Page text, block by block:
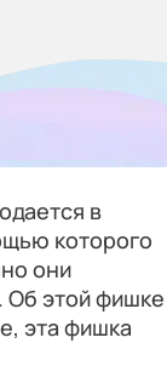
в
которого
они
Об этой фишке
эта фишка